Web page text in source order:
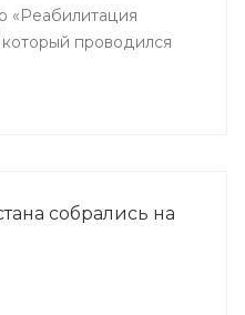
«Реабилитация
который проводился
средние
собрались на